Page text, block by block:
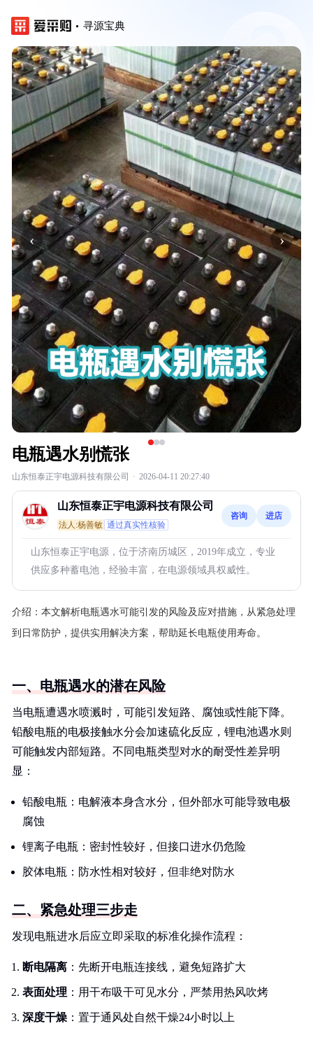
寻源宝典
‹ ›
电瓶遇水别慌张
山东恒泰正宇电源科技有限公司 · 2026-04-11 20:27:40
山东恒泰正宇电源科技有限公司
法人:杨善敏 通过真实性核验
咨询 进店
山东恒泰正宇电源，位于济南历城区，2019年成立，专业
供应多种蓄电池，经验丰富，在电源领域具权威性。
介绍： 本文解析电瓶遇水可能引发的风险及应对措施，从紧急处理
到日常防护，提供实用解决方案，帮助延长电瓶使用寿命。
一、电瓶遇水的潜在风险
当电瓶遭遇水喷溅时，可能引发短路、腐蚀或性能下降。
铅酸电瓶的电极接触水分会加速硫化反应，锂电池遇水则
可能触发内部短路。不同电瓶类型对水的耐受性差异明
显：
铅酸电瓶：电解液本身含水分，但外部水可能导致电极
腐蚀
锂离子电瓶：密封性较好，但接口进水仍危险
胶体电瓶：防水性相对较好，但非绝对防水
二、紧急处理三步走
发现电瓶进水后应立即采取的标准化操作流程：
断电隔离 ：先断开电瓶连接线，避免短路扩大
表面处理 ：用干布吸干可见水分，严禁用热风吹烤
深度干燥 ：置于通风处自然干燥24小时以上